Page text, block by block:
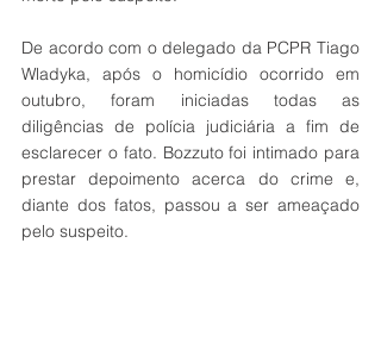
De acordo com o delegado da PCPR Tiago
Wladyka, após o homicídio ocorrido em
outubro, foram iniciadas todas as
diligências de polícia judiciária a fim de
esclarecer o fato. Bozzuto foi intimado para
prestar depoimento acerca do crime e,
diante dos fatos, passou a ser ameaçado
pelo suspeito.